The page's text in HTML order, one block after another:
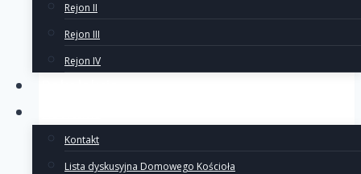
Rejon II
Rejon III
Rejon IV
Kontakt
Lista dyskusyjna Domowego Kościoła